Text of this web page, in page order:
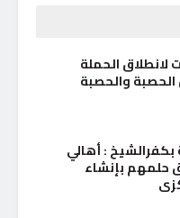
الحملة
والحصبة
: أهالي
بإنشاء